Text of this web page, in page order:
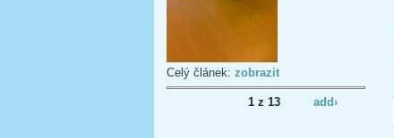
Celý článek: zobrazit
1 z 13 add›